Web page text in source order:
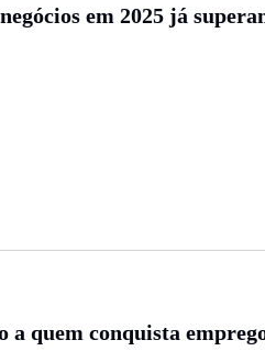
em 2025 já
a quem conquista